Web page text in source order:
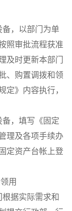
备，以部门为单
照审批流程获准
及时更新本部门
、购置调拨和领
定》内容执行，
，填写《固定
理及各项手续办
定资产台帐上登
用
据实际需求和